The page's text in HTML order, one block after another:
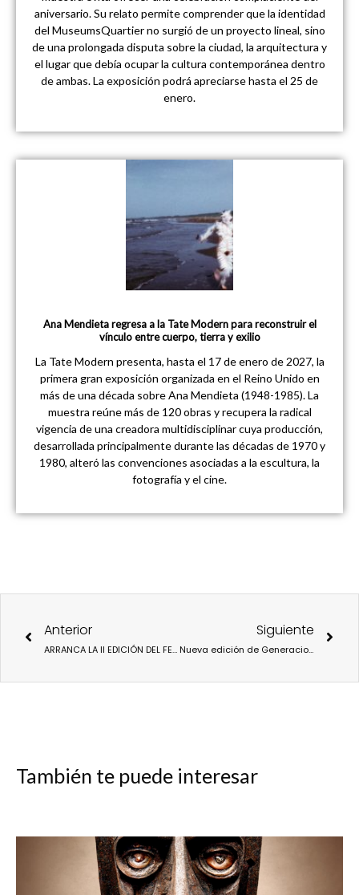
aniversario. Su relato permite comprender que la identidad
del MuseumsQuartier no surgió de un proyecto lineal, sino
de una prolongada disputa sobre la ciudad, la arquitectura y
el lugar que debía ocupar la cultura contemporánea dentro
de ambas. La exposición podrá apreciarse hasta el 25 de
enero.
Ana Mendieta regresa a la Tate Modern para reconstruir el
vínculo entre cuerpo, tierra y exilio
La Tate Modern presenta, hasta el 17 de enero de 2027, la
primera gran exposición organizada en el Reino Unido en
más de una década sobre Ana Mendieta (1948-1985). La
muestra reúne más de 120 obras y recupera la radical
vigencia de una creadora multidisciplinar cuya producción,
desarrollada principalmente durante las décadas de 1970 y
1980, alteró las convenciones asociadas a la escultura, la
fotografía y el cine.
Anterior
ARRANCA LA II EDICIÓN DEL FESTIVAL ‘ARBOLA’
Siguiente
Nueva edición de Generaciones en La Casa Encendida.
También te puede interesar